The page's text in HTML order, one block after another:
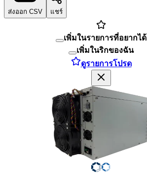
ส่งออก CSV แชร์
เพิ่มในรายการที่อยากได้
เพิ่มในริกของฉัน
ดูรายการโปรด